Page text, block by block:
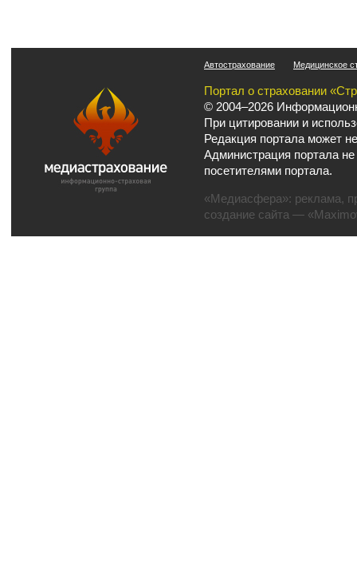
Автострахование Медицинское
Портал о страховании
© 2004–2026
При цитировании и
Редакция портала может
Администрация портала
посетителями портала.
«Медиасфера»: реклама,
создание сайта —